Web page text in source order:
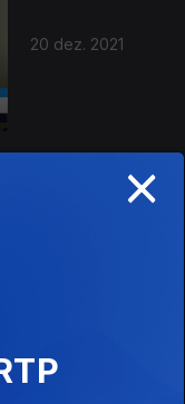
20 dez. 2021
×